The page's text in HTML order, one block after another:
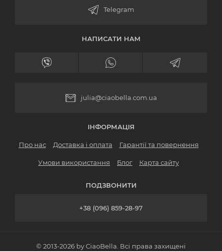
НАПИСАТИ НАМ
julia@ciaobella.com.ua
ІНФОРМАЦІЯ
Про нас Доставка і оплата Гарантії та повернення
Умови використання Блог Карта сайту
ПОДЗВОНИТИ
+38 (096) 859-28-97
© 2013-2026 by CiaoBella. Всі права захищені